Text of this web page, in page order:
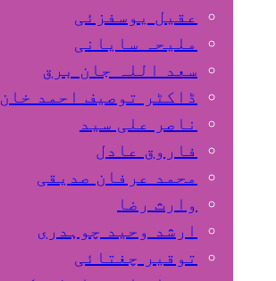
عقیل یوسفزئی
ملیحہ سایانی
سعد اللہ جان برق
ڈاکٹر توصیف احمد خان
ناصر علی سید
فاروق عادل
محمد عرفان صدیقی
وارث رضا
ارشد وحید چوہدری
توقیر چغتائی